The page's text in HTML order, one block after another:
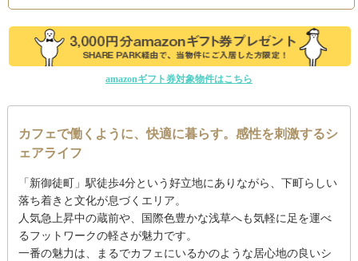
amazonギフト券対象物件はこちら
カフェで働くように、快適に暮らす。感性を刺激するシ
ェアライフ
「新御徒町」駅徒歩4分という好立地にありながら、下町らしい
落ち着きと文化が息づくエリア。
人気急上昇中の蔵前や、国際色豊かな浅草へも気軽に足を運べ
るフットワークの軽さが魅力です。
一番の魅力は、まるでカフェにいるかのような居心地の良いシ